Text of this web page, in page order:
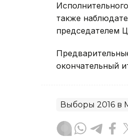
также
председателем
окончательный
Выборы 2016 в